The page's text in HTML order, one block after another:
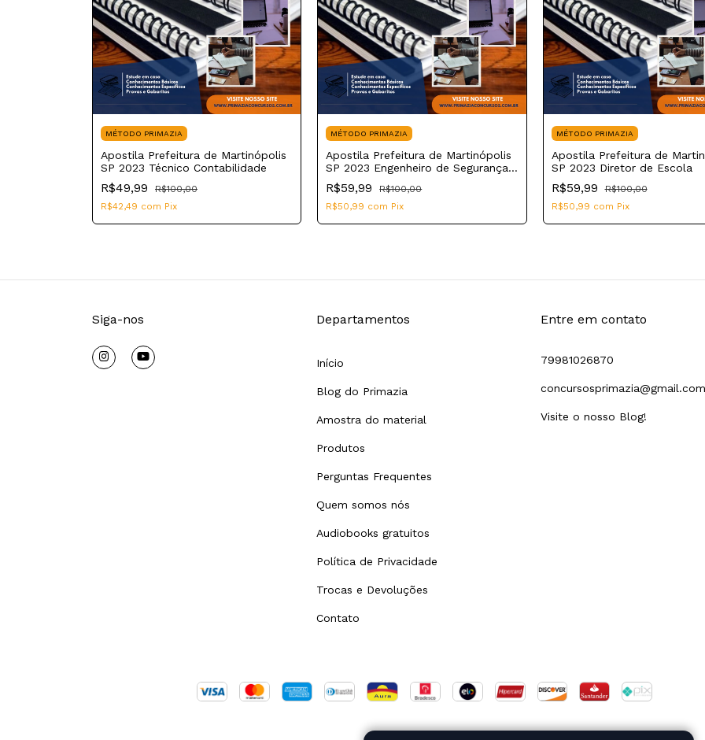
MÉTODO PRIMAZIA
Apostila Prefeitura de Martinópolis
SP 2023 Técnico Contabilidade
R$49,99
R$100,00
R$42,49 com Pix
MÉTODO PRIMAZIA
Apostila Prefeitura de Martinópolis
SP 2023 Engenheiro de Segurança
do Trabalho
R$59,99
R$100,00
R$50,99 com Pix
MÉTODO PRIMAZIA
Apostila Prefeitura de
SP 2023 Diretor de Escola
R$59,99
R$100,00
R$50,99 com Pix
Siga-nos Departamentos
Início
Blog do Primazia
Amostra do material
Produtos
Perguntas Frequentes
Quem somos nós
Audiobooks gratuitos
Política de Privacidade
Trocas e Devoluções
Contato
Entre em contato
79981026870
concursosprimazia@gmail.com
Visite o nosso Blog!